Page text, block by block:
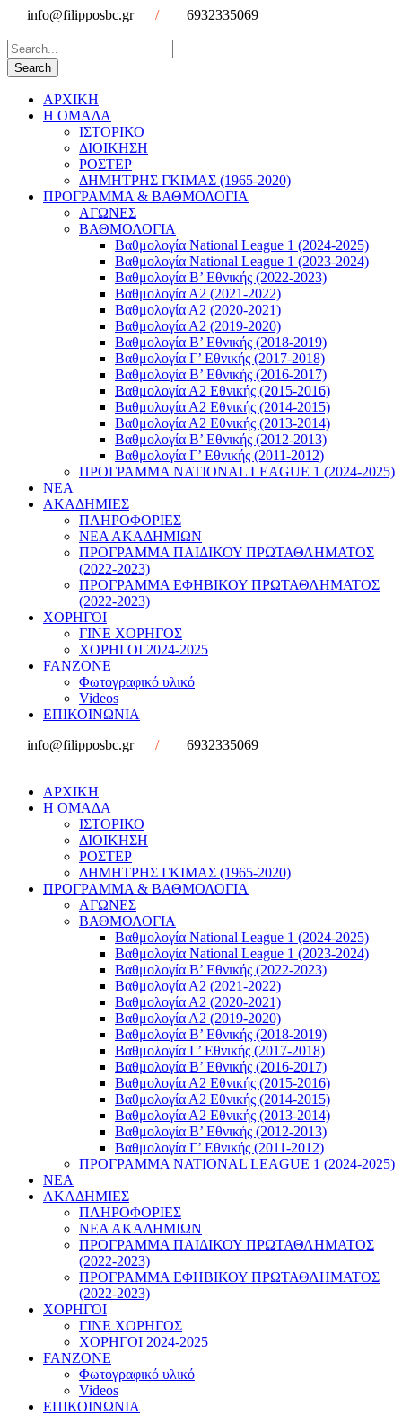
info@filipposbc.gr / 6932335069
ΑΡΧΙΚΗ
Η ΟΜΑΔΑ
ΙΣΤΟΡΙΚΟ
ΔΙΟΙΚΗΣΗ
ΡΟΣΤΕΡ
ΔΗΜΗΤΡΗΣ ΓΚΙΜΑΣ (1965-2020)
ΠΡΟΓΡΑΜΜΑ & ΒΑΘΜΟΛΟΓΙΑ
ΑΓΩΝΕΣ
ΒΑΘΜΟΛΟΓΙΑ
Βαθμολογία National League 1 (2024-2025)
Βαθμολογία National League 1 (2023-2024)
Βαθμολογία Β’ Εθνικής (2022-2023)
Βαθμολογία Α2 (2021-2022)
Βαθμολογία Α2 (2020-2021)
Βαθμολογία Α2 (2019-2020)
Βαθμολογία B’ Εθνικής (2018-2019)
Βαθμολογία Γ’ Εθνικής (2017-2018)
Βαθμολογία Β’ Εθνικής (2016-2017)
Βαθμολογία Α2 Εθνικής (2015-2016)
Βαθμολογία Α2 Εθνικής (2014-2015)
Βαθμολογία Α2 Εθνικής (2013-2014)
Βαθμολογία Β’ Εθνικής (2012-2013)
Βαθμολογία Γ’ Εθνικής (2011-2012)
ΠΡΟΓΡΑΜΜΑ NATIONAL LEAGUE 1 (2024-2025)
ΝΕΑ
ΑΚΑΔΗΜΙΕΣ
ΠΛΗΡΟΦΟΡΙΕΣ
ΝΕΑ ΑΚΑΔΗΜΙΩΝ
ΠΡΟΓΡΑΜΜΑ ΠΑΙΔΙΚΟΥ ΠΡΩΤΑΘΛΗΜΑΤΟΣ
(2022-2023)
ΠΡΟΓΡΑΜΜΑ ΕΦΗΒΙΚΟΥ ΠΡΩΤΑΘΛΗΜΑΤΟΣ
(2022-2023)
ΧΟΡΗΓΟΙ
ΓΙΝΕ ΧΟΡΗΓΟΣ
ΧΟΡΗΓΟΙ 2024-2025
FANZONE
Φωτογραφικό υλικό
Videos
ΕΠΙΚΟΙΝΩΝΙΑ
info@filipposbc.gr
/ 6932335069
ΑΡΧΙΚΗ
Η ΟΜΑΔΑ
ΙΣΤΟΡΙΚΟ
ΔΙΟΙΚΗΣΗ
ΡΟΣΤΕΡ
ΔΗΜΗΤΡΗΣ ΓΚΙΜΑΣ (1965-2020)
ΠΡΟΓΡΑΜΜΑ & ΒΑΘΜΟΛΟΓΙΑ
ΑΓΩΝΕΣ
ΒΑΘΜΟΛΟΓΙΑ
Βαθμολογία National League 1 (2024-2025)
Βαθμολογία National League 1 (2023-2024)
Βαθμολογία Β’ Εθνικής (2022-2023)
Βαθμολογία Α2 (2021-2022)
Βαθμολογία Α2 (2020-2021)
Βαθμολογία Α2 (2019-2020)
Βαθμολογία B’ Εθνικής (2018-2019)
Βαθμολογία Γ’ Εθνικής (2017-2018)
Βαθμολογία Β’ Εθνικής (2016-2017)
Βαθμολογία Α2 Εθνικής (2015-2016)
Βαθμολογία Α2 Εθνικής (2014-2015)
Βαθμολογία Α2 Εθνικής (2013-2014)
Βαθμολογία Β’ Εθνικής (2012-2013)
Βαθμολογία Γ’ Εθνικής (2011-2012)
ΠΡΟΓΡΑΜΜΑ NATIONAL LEAGUE 1 (2024-2025)
ΝΕΑ
ΑΚΑΔΗΜΙΕΣ
ΠΛΗΡΟΦΟΡΙΕΣ
ΝΕΑ ΑΚΑΔΗΜΙΩΝ
ΠΡΟΓΡΑΜΜΑ ΠΑΙΔΙΚΟΥ ΠΡΩΤΑΘΛΗΜΑΤΟΣ
(2022-2023)
ΠΡΟΓΡΑΜΜΑ ΕΦΗΒΙΚΟΥ ΠΡΩΤΑΘΛΗΜΑΤΟΣ
(2022-2023)
ΧΟΡΗΓΟΙ
ΓΙΝΕ ΧΟΡΗΓΟΣ
ΧΟΡΗΓΟΙ 2024-2025
FANZONE
Φωτογραφικό υλικό
Videos
ΕΠΙΚΟΙΝΩΝΙΑ